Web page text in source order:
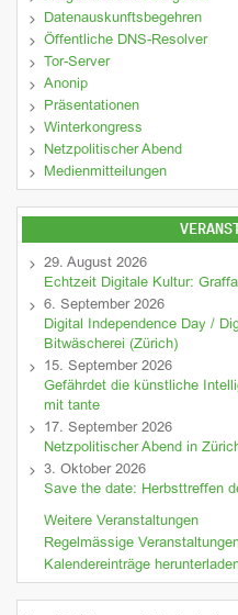
Datenauskunftsbegehren
Öffentliche DNS-Resolver
Tor-Server
Anonip
Präsentationen
Winterkongress
Netzpolitischer Abend
Medienmitteilungen
29. August 2026
Echtzeit Digitale Kultur:
6. September 2026
Digital Independence Day /
Bitwäscherei (Zürich)
15. September 2026
Gefährdet die künstliche
mit tante
17. September 2026
Netzpolitischer Abend in
3. Oktober 2026
Save the date: Herbsttreffen
Weitere Veranstaltungen
Regelmässige
Kalendereinträge